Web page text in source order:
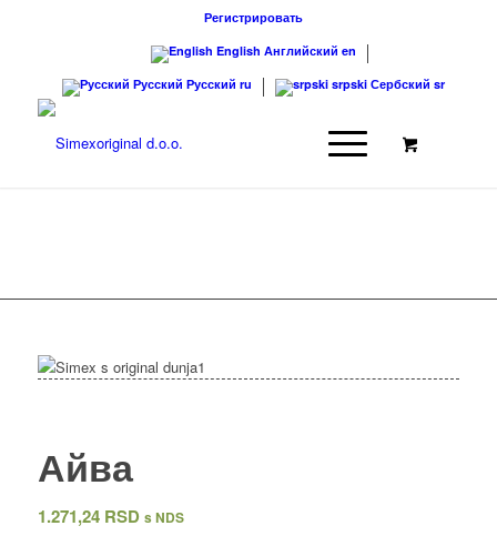
Регистрировать
English Английский en
Русский Русский ru srpski Сербский sr
Айва
1.271,24 RSD s NDS